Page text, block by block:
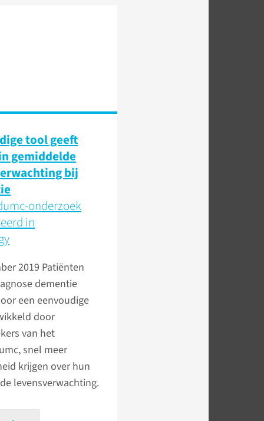
tool geeft
gemiddelde
bij
onderzoek
in
2019 Patiënten
dementie
een eenvoudige
door
van het
snel meer
krijgen over hun
levensverwachting.